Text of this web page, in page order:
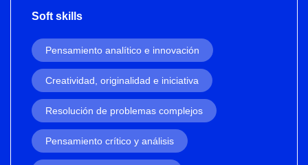
Soft skills
Pensamiento analítico e innovación
Creatividad, originalidad e iniciativa
Resolución de problemas complejos
Pensamiento crítico y análisis